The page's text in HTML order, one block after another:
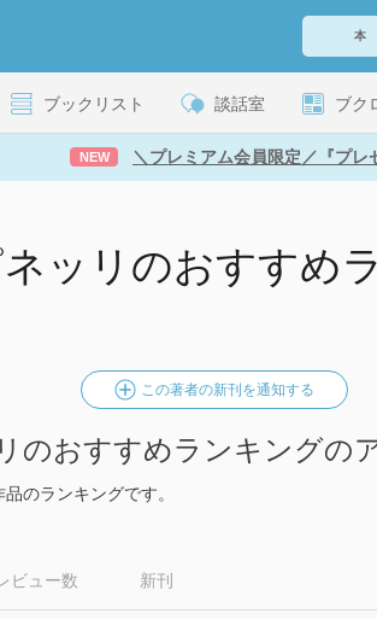
ブックリスト 談話室 ブク
NEW ＼プレミアム会員限定／『プレ
ッリのおすすめ
この著者の新刊を通知する
のおすすめランキングの
のランキングです。
ビュー数 新刊